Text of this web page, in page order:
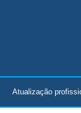
Atualização